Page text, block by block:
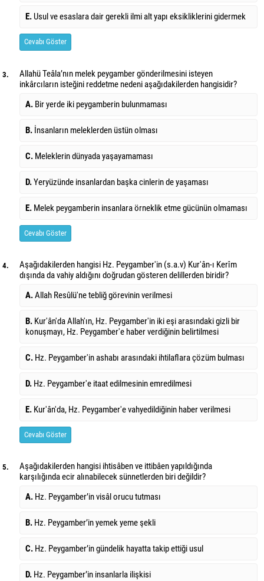
E. Usul ve esaslara dair gerekli ilmi alt yapı eksikliklerini gidermek
Cevabı Göster
3.
Allahü Teâla’nın melek peygamber gönderilmesini isteyen
inkârcıların isteğini reddetme nedeni aşağıdakilerden hangisidir?
A. Bir yerde iki peygamberin bulunmaması
B. İnsanların meleklerden üstün olması
C. Meleklerin dünyada yaşayamaması
D.Yeryüzünde insanlardan başka cinlerin de yaşaması
E. Melek peygamberin insanlara örneklik etme gücünün olmaması
Cevabı Göster
4.
Aşağıdakilerden hangisi Hz. Peygamber'in (s.a.v) Kur'ân-ı Kerîm
dışında da vahiy aldığını doğrudan gösteren delillerden biridir?
A.Allah Resûlü'ne tebliğ görevinin verilmesi
B. Kur'ân'da Allah'ın, Hz. Peygamber'in iki eşi arasındaki gizli bir
konuşmayı, Hz. Peygamber'e haber verdiğinin belirtilmesi
C. Hz. Peygamber'in ashabı arasındaki ihtilaflara çözüm bulması
D. Hz. Peygamber'e itaat edilmesinin emredilmesi
E. Kur'ân'da, Hz. Peygamber'e vahyedildiğinin haber verilmesi
Cevabı Göster
5.
Aşağıdakilerden hangisi ihtisâben ve ittibâen yapıldığında
karşılığında ecir alınabilecek sünnetlerden biri değildir?
A. Hz. Peygamber’in visâl orucu tutması
B. Hz. Peygamber’in yemek yeme şekli
C. Hz. Peygamber’in gündelik hayatta takip ettiği usul
D. Hz. Peygamber’in insanlarla ilişkisi